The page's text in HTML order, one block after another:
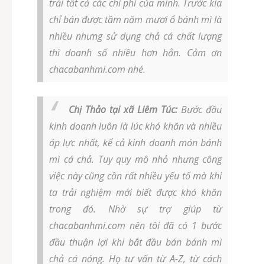
trải tất cả các chi phí của mình. Trước kia
chỉ bán được tầm năm mươi ổ bánh mì là
nhiều nhưng sử dụng chả cá chất lượng
thì doanh số nhiều hơn hẳn. Cảm ơn
chacabanhmi.com nhé.
Chị Thảo tại xã Liêm Túc: Bước đầu
kinh doanh luôn là lúc khó khăn và nhiều
áp lực nhất, kể cả kinh doanh món bánh
mì cá chả. Tuy quy mô nhỏ nhưng công
việc này cũng cần rất nhiều yếu tố mà khi
ta trải nghiệm mới biết được khó khăn
trong đó. Nhờ sự trợ giúp từ
chacabanhmi.com nên tôi đã có 1 bước
đầu thuận lợi khi bắt đầu bán bánh mì
chả cá nóng. Họ tư vấn từ A-Z, từ cách